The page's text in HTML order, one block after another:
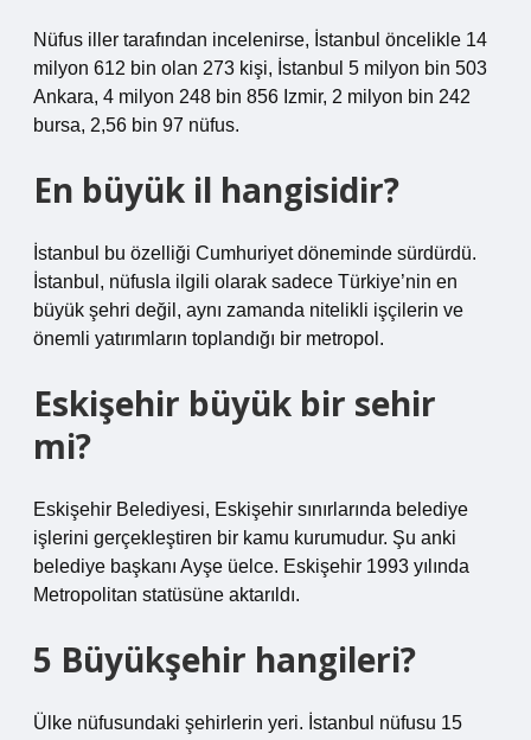
Nüfus iller tarafından incelenirse, İstanbul öncelikle 14
milyon 612 bin olan 273 kişi, İstanbul 5 milyon bin 503
Ankara, 4 milyon 248 bin 856 Izmir, 2 milyon bin 242
bursa, 2,56 bin 97 nüfus.
En büyük il hangisidir?
İstanbul bu özelliği Cumhuriyet döneminde sürdürdü.
İstanbul, nüfusla ilgili olarak sadece Türkiye’nin en
büyük şehri değil, aynı zamanda nitelikli işçilerin ve
önemli yatırımların toplandığı bir metropol.
Eskişehir büyük bir sehir
mi?
Eskişehir Belediyesi, Eskişehir sınırlarında belediye
işlerini gerçekleştiren bir kamu kurumudur. Şu anki
belediye başkanı Ayşe üelce. Eskişehir 1993 yılında
Metropolitan statüsüne aktarıldı.
5 Büyükşehir hangileri?
Ülke nüfusundaki şehirlerin yeri. İstanbul nüfusu 15